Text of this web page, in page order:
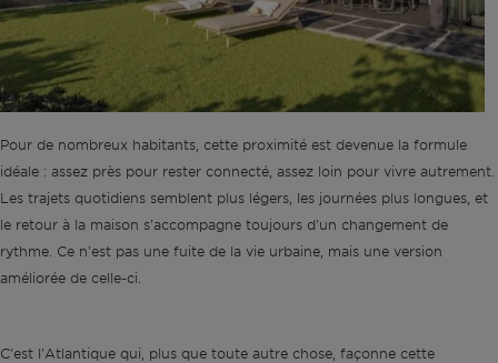
Pour de nombreux habitants, cette proximité est devenue la formule
idéale : assez près pour rester connecté, assez loin pour vivre autrement.
Les trajets quotidiens semblent plus légers, les journées plus longues, et
le retour à la maison s'accompagne toujours d'un changement de
rythme. Ce n'est pas une fuite de la vie urbaine, mais une version
améliorée de celle-ci.
C'est l'Atlantique qui, plus que toute autre chose, façonne cette